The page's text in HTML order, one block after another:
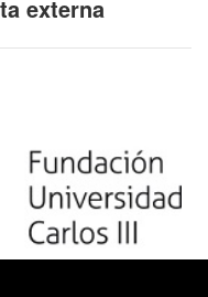
externa